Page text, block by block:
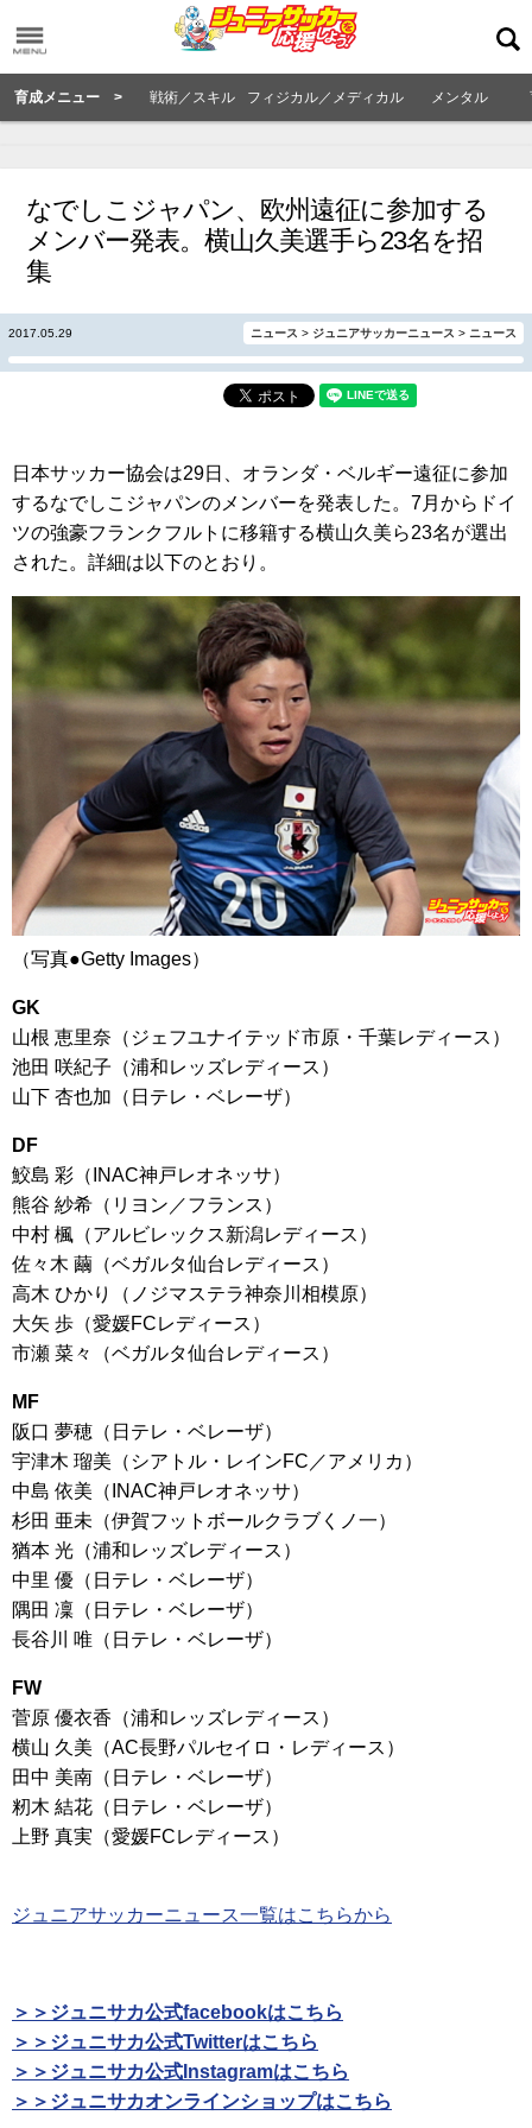
育成メニュー > 戦術／スキル フィジカル／メディカル メンタル
なでしこジャパン、欧州遠征に参加する
メンバー発表。横山久美選手ら23名を招
集
2017.05.29 ニュース > ジュニアサッカーニュース > ニュース
日本サッカー協会は29日、オランダ・ベルギー遠征に参加
するなでしこジャパンのメンバーを発表した。7月からドイ
ツの強豪フランクフルトに移籍する横山久美ら23名が選出
された。詳細は以下のとおり。
（写真●Getty Images）
GK
山根 恵里奈（ジェフユナイテッド市原・千葉レディース）
池田 咲紀子（浦和レッズレディース）
山下 杏也加（日テレ・ベレーザ）
DF
鮫島 彩（INAC神戸レオネッサ）
熊谷 紗希（リヨン／フランス）
中村 楓（アルビレックス新潟レディース）
佐々木 繭（ベガルタ仙台レディース）
高木 ひかり（ノジマステラ神奈川相模原）
大矢 歩（愛媛FCレディース）
市瀬 菜々（ベガルタ仙台レディース）
MF
阪口 夢穂（日テレ・ベレーザ）
宇津木 瑠美（シアトル・レインFC／アメリカ）
中島 依美（INAC神戸レオネッサ）
杉田 亜未（伊賀フットボールクラブくノ一）
猶本 光（浦和レッズレディース）
中里 優（日テレ・ベレーザ）
隅田 凜（日テレ・ベレーザ）
長谷川 唯（日テレ・ベレーザ）
FW
菅原 優衣香（浦和レッズレディース）
横山 久美（AC長野パルセイロ・レディース）
田中 美南（日テレ・ベレーザ）
籾木 結花（日テレ・ベレーザ）
上野 真実（愛媛FCレディース）
ジュニアサッカーニュース一覧はこちらから
＞＞ジュニサカ公式facebookはこちら
＞＞ジュニサカ公式Twitterはこちら
＞＞ジュニサカ公式Instagramはこちら
＞＞ジュニサカオンラインショップはこちら